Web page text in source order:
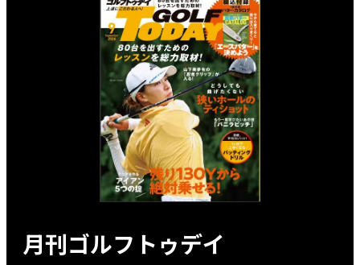
月刊ゴルフトゥデイ